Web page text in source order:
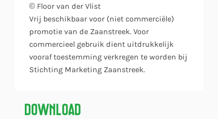
© Floor van der Vlist
Vrij beschikbaar voor (niet commerciële)
promotie van de Zaanstreek. Voor
commercieel gebruik dient uitdrukkelijk
vooraf toestemming verkregen te worden bij
Stichting Marketing Zaanstreek.
Download